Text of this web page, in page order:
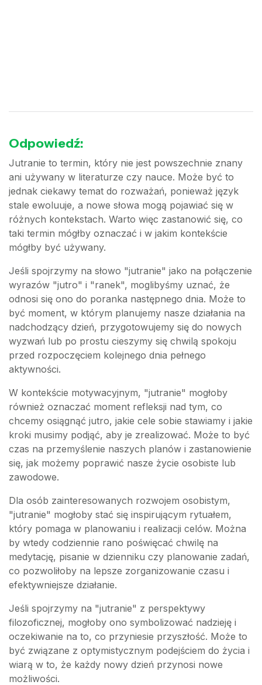
Odpowiedź:
Jutranie to termin, który nie jest powszechnie znany
ani używany w literaturze czy nauce. Może być to
jednak ciekawy temat do rozważań, ponieważ język
stale ewoluuje, a nowe słowa mogą pojawiać się w
różnych kontekstach. Warto więc zastanowić się, co
taki termin mógłby oznaczać i w jakim kontekście
mógłby być używany.
Jeśli spojrzymy na słowo "jutranie" jako na połączenie
wyrazów "jutro" i "ranek", moglibyśmy uznać, że
odnosi się ono do poranka następnego dnia. Może to
być moment, w którym planujemy nasze działania na
nadchodzący dzień, przygotowujemy się do nowych
wyzwań lub po prostu cieszymy się chwilą spokoju
przed rozpoczęciem kolejnego dnia pełnego
aktywności.
W kontekście motywacyjnym, "jutranie" mogłoby
również oznaczać moment refleksji nad tym, co
chcemy osiągnąć jutro, jakie cele sobie stawiamy i jakie
kroki musimy podjąć, aby je zrealizować. Może to być
czas na przemyślenie naszych planów i zastanowienie
się, jak możemy poprawić nasze życie osobiste lub
zawodowe.
Dla osób zainteresowanych rozwojem osobistym,
"jutranie" mogłoby stać się inspirującym rytuałem,
który pomaga w planowaniu i realizacji celów. Można
by wtedy codziennie rano poświęcać chwilę na
medytację, pisanie w dzienniku czy planowanie zadań,
co pozwoliłoby na lepsze zorganizowanie czasu i
efektywniejsze działanie.
Jeśli spojrzymy na "jutranie" z perspektywy
filozoficznej, mogłoby ono symbolizować nadzieję i
oczekiwanie na to, co przyniesie przyszłość. Może to
być związane z optymistycznym podejściem do życia i
wiarą w to, że każdy nowy dzień przynosi nowe
możliwości.